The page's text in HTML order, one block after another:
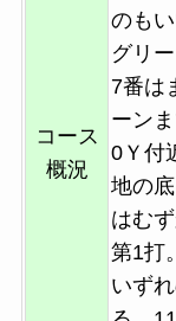
コース
概況
のも
グリ
7番は
ーン
0Ｙ付
地の
はむ
第1打
いず